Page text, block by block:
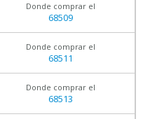
Donde comprar el
68509
Donde comprar el
68511
Donde comprar el
68513